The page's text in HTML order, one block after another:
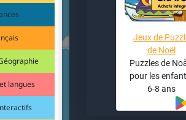
langues
Jeux de
de Noël
Puzzles de
pour les
6-8 ans